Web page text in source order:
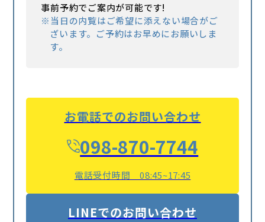
事前予約でご案内が可能です!
※当日の内覧はご希望に添えない場合がご
ざいます。ご予約はお早めにお願いしま
す。
お電話でのお問い合わせ
098-870-7744
電話受付時間 08:45~17:45
LINEでのお問い合わせ